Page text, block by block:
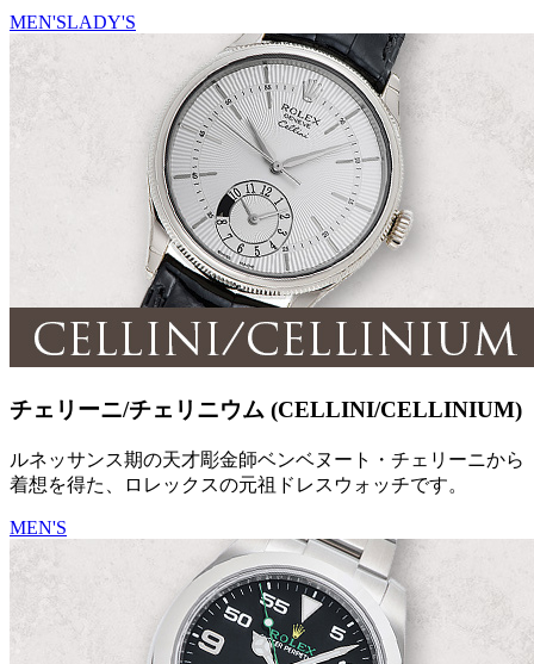
MEN'SLADY'S
チェリーニ/チェリニウム (CELLINI/CELLINIUM)
ルネッサンス期の天才彫金師ベンベヌート・チェリーニから
着想を得た、ロレックスの元祖ドレスウォッチです。
MEN'S